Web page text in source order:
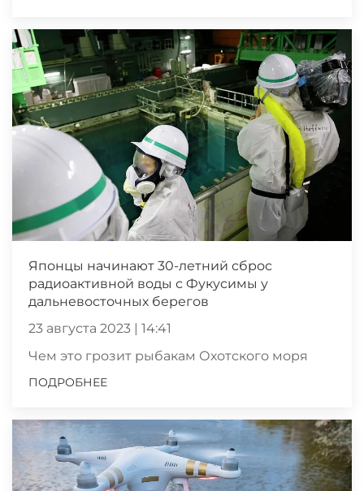
Японцы начинают 30-летний сброс
радиоактивной воды с Фукусимы у
дальневосточных берегов
23 августа 2023 | 14:41
Чем это грозит рыбакам Охотского моря
ПОДРОБНЕЕ